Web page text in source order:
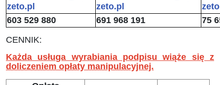
zeto.pl
zeto.pl
603 529 880
691 968 191
75
CENNIK:
Każda usługa wyrabiania podpisu wiąże się z
doliczeniem opłaty manipulacyjnej.